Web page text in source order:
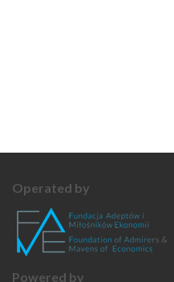
Operated by
Powered by